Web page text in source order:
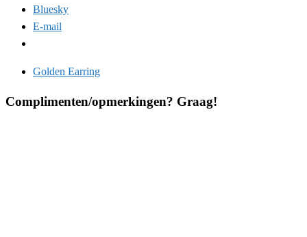
Bluesky
E-mail
Golden Earring
Complimenten/opmerkingen? Graag!